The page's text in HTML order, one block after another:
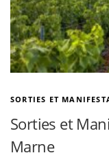
SORTIES ET
Sorties et
Marne